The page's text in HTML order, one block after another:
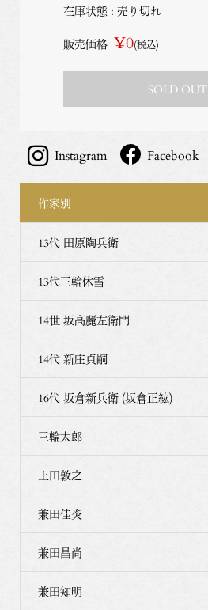
在庫状態 : 売り切れ
販売価格 ¥0(税込)
SOLD OUT
Instagram Facebook
作家別
13代 田原陶兵衛
13代三輪休雪
14世 坂高麗左衛門
14代 新庄貞嗣
16代 坂倉新兵衛 (坂倉正紘)
三輪太郎
上田敦之
兼田佳炎
兼田昌尚
兼田知明